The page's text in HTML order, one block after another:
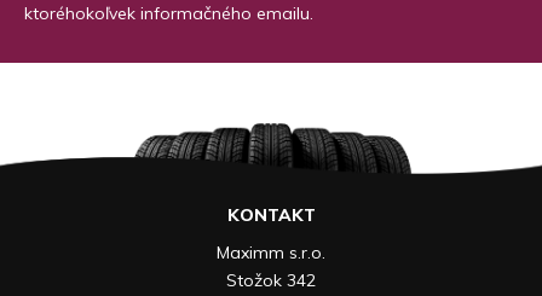
ktoréhokoľvek informačného emailu.
KONTAKT
Maximm s.r.o.
Stožok 342